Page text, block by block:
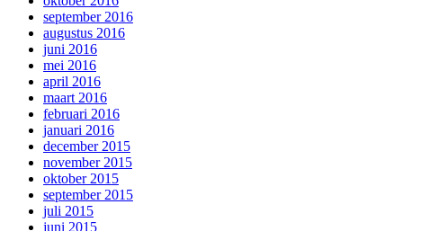
september 2016
augustus 2016
juni 2016
mei 2016
april 2016
maart 2016
februari 2016
januari 2016
december 2015
november 2015
oktober 2015
september 2015
juli 2015
juni 2015